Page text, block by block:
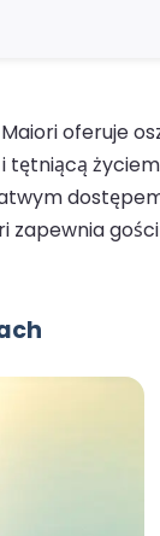
oferuje
tętniącą
zapewnia